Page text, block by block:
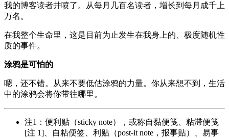
我的博客读者井喷了。从每月几百名读者，增长到每月成千上
万名。
在我整个生命里，这是目前为止发生在我身上的、极度随机性
质的事件。
涂鸦是可怕的
嗯，还不错。从来不要低估涂鸦的力量。你从来想不到，生活
中的涂鸦会将你带往哪里。
注1：便利贴（sticky note），或称自黏便笺、粘滞便笺
[注 1]、自粘便签、利贴（post-it note，报事贴）、易事